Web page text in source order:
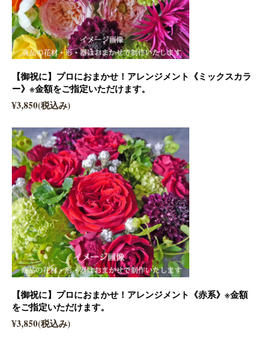
【御祝に】プロにおまかせ！アレンジメント《ミックスカラ
ー》※金額をご指定いただけます。
¥3,850(税込み)
【御祝に】プロにおまかせ！アレンジメント《赤系》※金額
をご指定いただけます。
¥3,850(税込み)